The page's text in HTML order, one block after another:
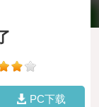
PC下载